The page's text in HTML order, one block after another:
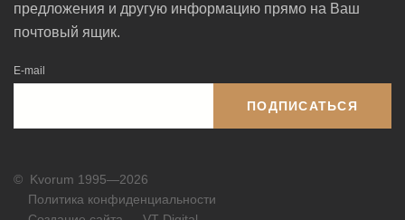
предложения и другую информацию прямо на Ваш
почтовый ящик.
E-mail
ПОДПИСАТЬСЯ
© Kvorum 1995—2026
Политика конфиденциальности